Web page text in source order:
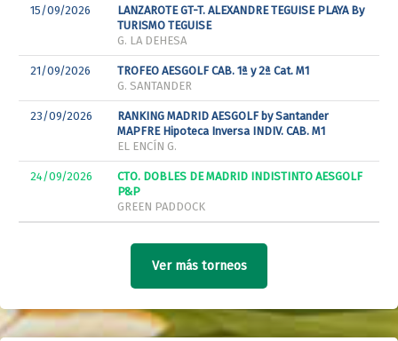
15/09/2026
LANZAROTE GT-T. ALEXANDRE TEGUISE PLAYA By
TURISMO TEGUISE
G. LA DEHESA
21/09/2026
TROFEO AESGOLF CAB. 1ª y 2ª Cat. M1
G. SANTANDER
23/09/2026
RANKING MADRID AESGOLF by Santander
MAPFRE Hipoteca Inversa INDIV. CAB. M1
EL ENCÍN G.
24/09/2026
CTO. DOBLES DE MADRID INDISTINTO AESGOLF
P&P
GREEN PADDOCK
Ver más torneos